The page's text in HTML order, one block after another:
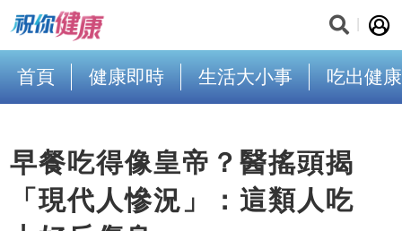
首頁 健康即時 生活大小事 吃出健康
早餐吃得像皇帝？醫搖頭揭
「現代人慘況」：這類人吃